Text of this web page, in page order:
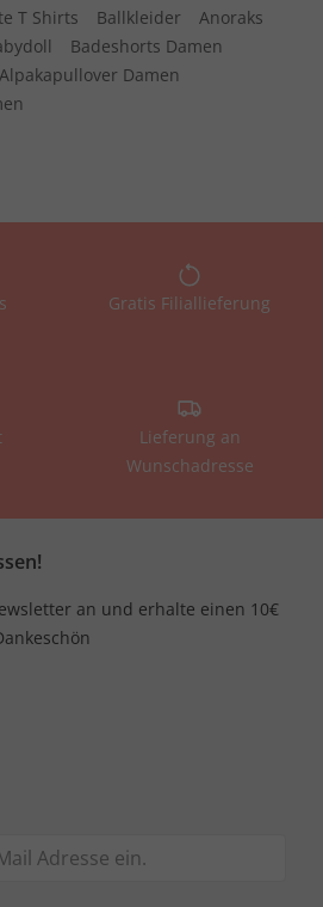
T Shirts Ballkleider
Anoraks
Badeshorts Damen
Alpakapullover Damen
Gratis Filiallieferung
Lieferung an
Wunschadresse
an und erhalte einen 10€